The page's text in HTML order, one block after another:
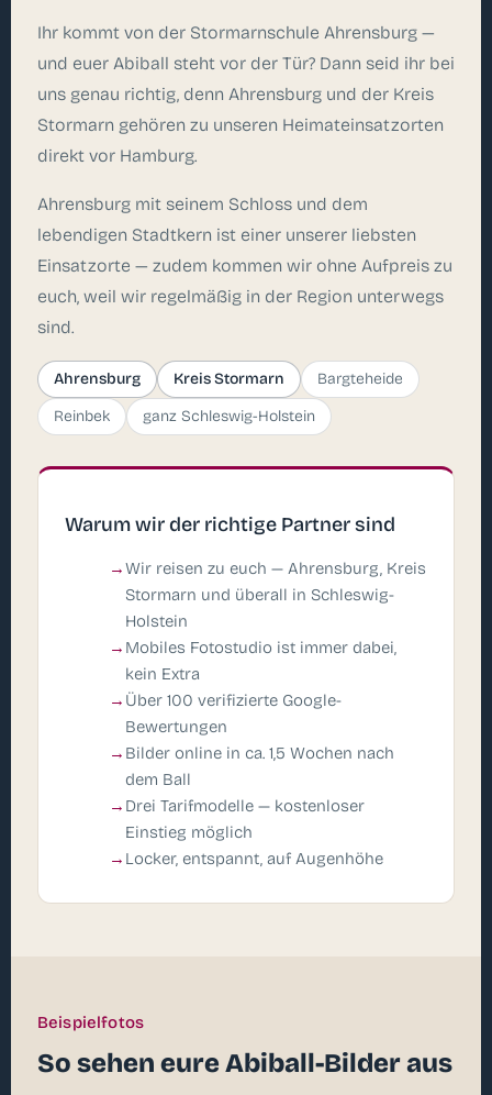
Ihr kommt von der Stormarnschule Ahrensburg —
und euer Abiball steht vor der Tür? Dann seid ihr bei
uns genau richtig, denn Ahrensburg und der Kreis
Stormarn gehören zu unseren Heimateinsatzorten
direkt vor Hamburg.
Ahrensburg mit seinem Schloss und dem
lebendigen Stadtkern ist einer unserer liebsten
Einsatzorte — zudem kommen wir ohne Aufpreis zu
euch, weil wir regelmäßig in der Region unterwegs
sind.
Ahrensburg Kreis Stormarn
Bargteheide
Reinbek
ganz Schleswig-Holstein
Warum wir der richtige Partner sind
Wir reisen zu euch — Ahrensburg, Kreis
Stormarn und überall in Schleswig-
Holstein
Mobiles Fotostudio ist immer dabei,
kein Extra
Über 100 verifizierte Google-
Bewertungen
Bilder online in ca. 1,5 Wochen nach
dem Ball
Drei Tarifmodelle — kostenloser
Einstieg möglich
Locker, entspannt, auf Augenhöhe
Beispielfotos
So sehen eure Abiball-Bilder aus